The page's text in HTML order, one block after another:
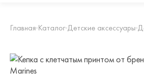
Главная Каталог Детские аксессуары